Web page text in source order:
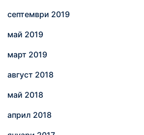
септември 2019
май 2019
март 2019
август 2018
май 2018
април 2018